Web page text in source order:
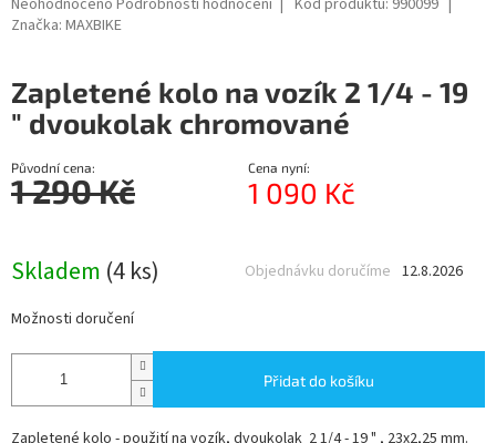
hodnocení
0,0
z
Neohodnoceno Podrobnosti hodnocení Kód produktu: 990099
Značka: MAXBIKE
Zapletené kolo na vozík 2 1/4 - 19
" dvoukolak chromované
Původní cena:
1 290 Kč
Cena nyní:
1 090 Kč
Skladem (4 ks) 12.8.2026
Objednávku doručíme
Možnosti doručení
Přidat do košíku